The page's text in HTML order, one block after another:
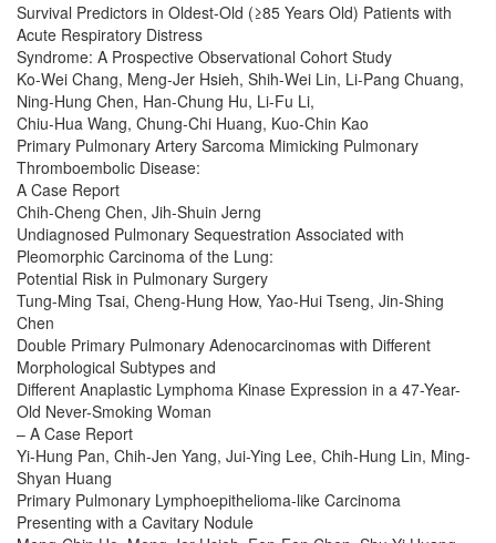
Survival Predictors in Oldest-Old (≥85 Years Old) Patients with
Acute Respiratory Distress
Syndrome: A Prospective Observational Cohort Study
Ko-Wei Chang, Meng-Jer Hsieh, Shih-Wei Lin, Li-Pang Chuang,
Ning-Hung Chen, Han-Chung Hu, Li-Fu Li,
Chiu-Hua Wang, Chung-Chi Huang, Kuo-Chin Kao
Primary Pulmonary Artery Sarcoma Mimicking Pulmonary
Thromboembolic Disease:
A Case Report
Chih-Cheng Chen, Jih-Shuin Jerng
Undiagnosed Pulmonary Sequestration Associated with
Pleomorphic Carcinoma of the Lung:
Potential Risk in Pulmonary Surgery
Tung-Ming Tsai, Cheng-Hung How, Yao-Hui Tseng, Jin-Shing
Chen
Double Primary Pulmonary Adenocarcinomas with Different
Morphological Subtypes and
Different Anaplastic Lymphoma Kinase Expression in a 47-Year-
Old Never-Smoking Woman
– A Case Report
Yi-Hung Pan, Chih-Jen Yang, Jui-Ying Lee, Chih-Hung Lin, Ming-
Shyan Huang
Primary Pulmonary Lymphoepithelioma-like Carcinoma
Presenting with a Cavitary Nodule